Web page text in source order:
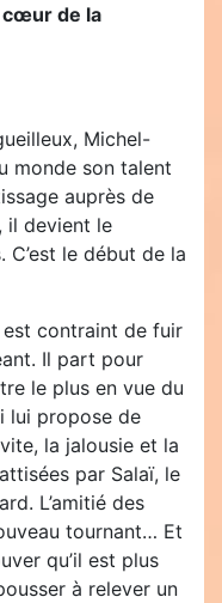
cœur de la
Michel-
monde son talent
auprès de
il devient le
le début de la
contraint de fuir
Il part pour
le plus en vue du
lui propose de
la jalousie et la
par Salaï, le
L’amitié des
tournant… Et
qu’il est plus
à relever un